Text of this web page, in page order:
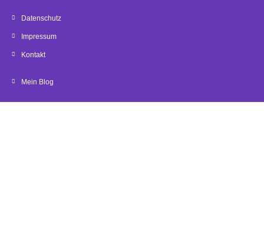
Datenschutz
Impressum
Kontakt
Mein Blog